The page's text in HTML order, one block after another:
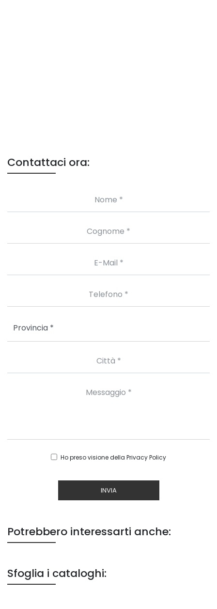
Contattaci ora:
Ho preso visione della Privacy Policy
INVIA
Potrebbero interessarti anche:
Sfoglia i cataloghi: